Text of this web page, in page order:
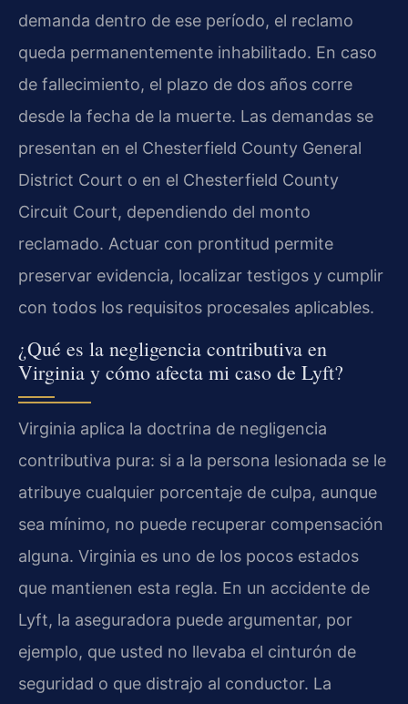
demanda dentro de ese período, el reclamo
queda permanentemente inhabilitado. En caso
de fallecimiento, el plazo de dos años corre
desde la fecha de la muerte. Las demandas se
presentan en el Chesterfield County General
District Court o en el Chesterfield County
Circuit Court, dependiendo del monto
reclamado. Actuar con prontitud permite
preservar evidencia, localizar testigos y cumplir
con todos los requisitos procesales aplicables.
¿Qué es la negligencia contributiva en
Virginia y cómo afecta mi caso de Lyft?
Virginia aplica la doctrina de negligencia
contributiva pura: si a la persona lesionada se le
atribuye cualquier porcentaje de culpa, aunque
sea mínimo, no puede recuperar compensación
alguna. Virginia es uno de los pocos estados
que mantienen esta regla. En un accidente de
Lyft, la aseguradora puede argumentar, por
ejemplo, que usted no llevaba el cinturón de
seguridad o que distrajo al conductor. La